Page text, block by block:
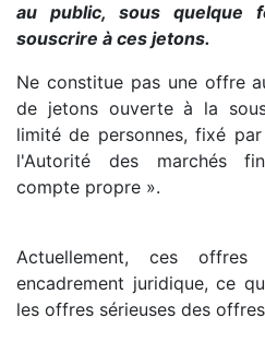
au public, sous quelque
souscrire à ces jetons.
Ne constitue pas une offre
de jetons ouverte à la
limité de personnes, fixé
l'Autorité des marchés
compte propre ».
Actuellement, ces offres
encadrement juridique, ce
les offres sérieuses des